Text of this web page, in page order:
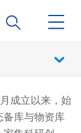
成立以来，始
备库与物资库